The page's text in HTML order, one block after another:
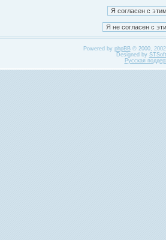
Powered by phpBB© 2000,
Designed by
Русская